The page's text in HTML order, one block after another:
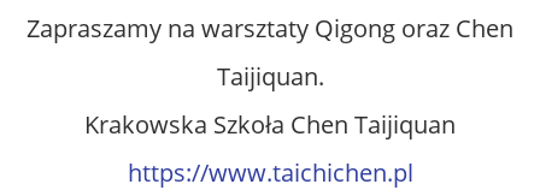
Zapraszamy na warsztaty Qigong oraz Chen
Taijiquan.
Krakowska Szkoła Chen Taijiquan
https://www.taichichen.pl